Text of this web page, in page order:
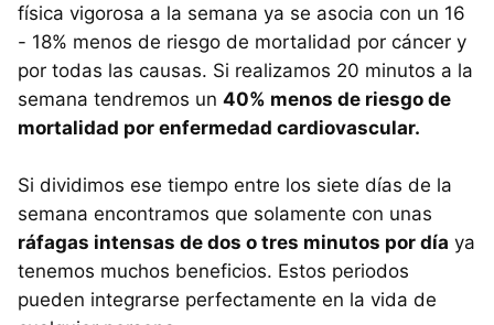
física vigorosa a la semana ya se asocia con un 16
- 18% menos de riesgo de mortalidad por cáncer y
por todas las causas. Si realizamos 20 minutos a la
semana tendremos un 40% menos de riesgo de
mortalidad por enfermedad cardiovascular.
Si dividimos ese tiempo entre los siete días de la
semana encontramos que solamente con unas
ráfagas intensas de dos o tres minutos por día ya
tenemos muchos beneficios. Estos periodos
pueden integrarse perfectamente en la vida de